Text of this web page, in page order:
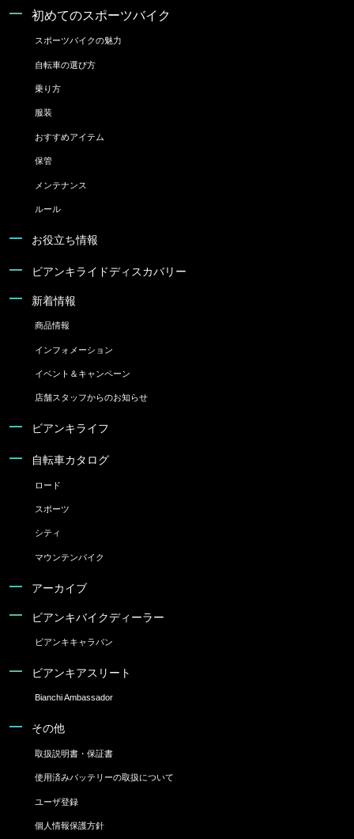
初めてのスポーツバイク
スポーツバイクの魅力
自転車の選び方
乗り方
服装
おすすめアイテム
保管
メンテナンス
ルール
お役立ち情報
ビアンキライドディスカバリー
新着情報
商品情報
インフォメーション
イベント＆キャンペーン
店舗スタッフからのお知らせ
ビアンキライフ
自転車カタログ
ロード
スポーツ
シティ
マウンテンバイク
アーカイブ
ビアンキバイクディーラー
ビアンキキャラバン
ビアンキアスリート
Bianchi Ambassador
その他
取扱説明書・保証書
使用済みバッテリーの取扱について
ユーザ登録
個人情報保護方針